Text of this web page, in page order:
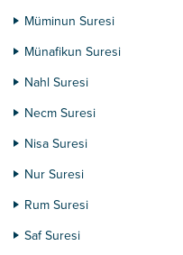
Müminun Suresi
Münafikun Suresi
Nahl Suresi
Necm Suresi
Nisa Suresi
Nur Suresi
Rum Suresi
Saf Suresi